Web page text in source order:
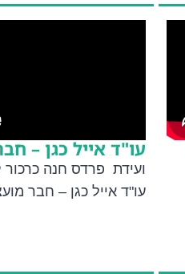
עו"ד אייל כגן –
ועידת פרדס חנה כרכור
עו"ד אייל כגן – חבר